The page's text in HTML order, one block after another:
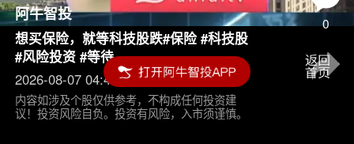
0
阿牛智投
想买保险，就等科技股跌#保险 #科技股
#风险投资 #等待
2026-08-07 04:45
内容如涉及个股仅供参考，不构成任何投资建
议！投资风险自负。投资有风险，入市须谨慎。